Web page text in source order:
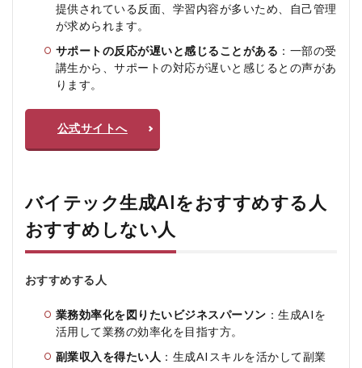
提供されている反面、学習内容が多いため、自己管理
が求められます。
サポートの反応が遅いと感じることがある ：一部の受
講生から、サポートの対応が遅いと感じるとの声があ
ります。
公式サイトへ
バイテック生成AIをおすすめする人
おすすめしない人
おすすめする人
業務効率化を図りたいビジネスパーソン ：生成AIを
活用して業務の効率化を目指す方。
副業収入を得たい人 ：生成AIスキルを活かして副業